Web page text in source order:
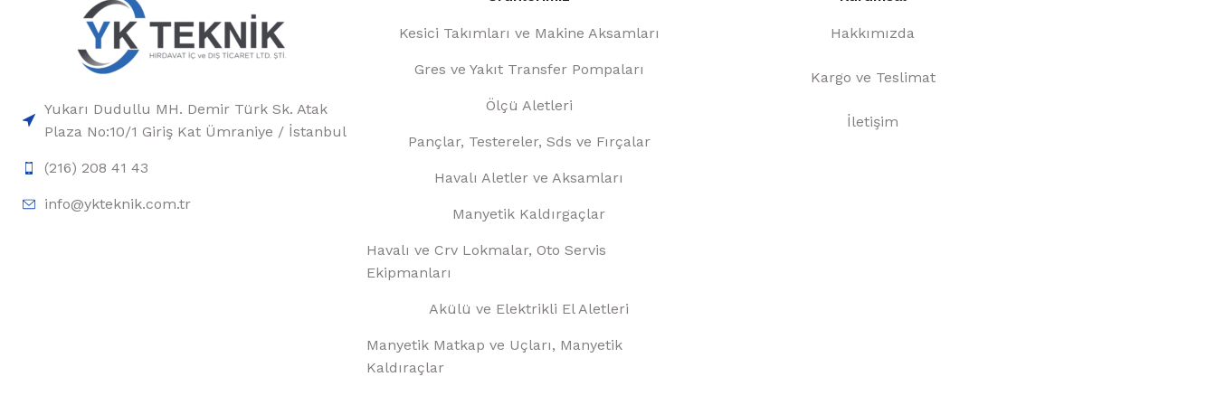
Yukarı Dudullu MH. Demir Türk Sk. Atak
Plaza No:10/1 Giriş Kat Ümraniye / İstanbul
(216) 208 41 43
info@ykteknik.com.tr
Kesici Takımları ve Makine Aksamları
Gres ve Yakıt Transfer Pompaları
Ölçü Aletleri
Pançlar, Testereler, Sds ve Fırçalar
Havalı Aletler ve Aksamları
Manyetik Kaldırgaçlar
Havalı ve Crv Lokmalar, Oto Servis
Ekipmanları
Akülü ve Elektrikli El Aletleri
Manyetik Matkap ve Uçları, Manyetik
Kaldıraçlar
Hakkımızda
Kargo ve Teslimat
İletişim